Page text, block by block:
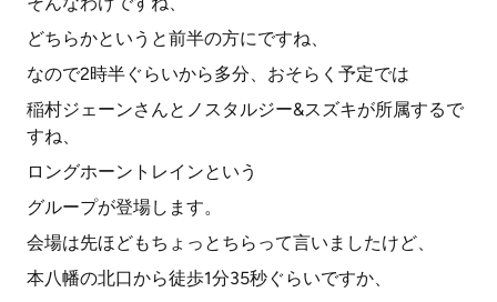
どちらかというと前半の方にですね、
なので2時半ぐらいから多分、おそらく予定では
稲村ジェーンさんとノスタルジー&スズキが所属するで
すね、
ロングホーントレインという
グループが登場します。
会場は先ほどもちょっとちらって言いましたけど、
本八幡の北口から徒歩1分35秒ぐらいですか、